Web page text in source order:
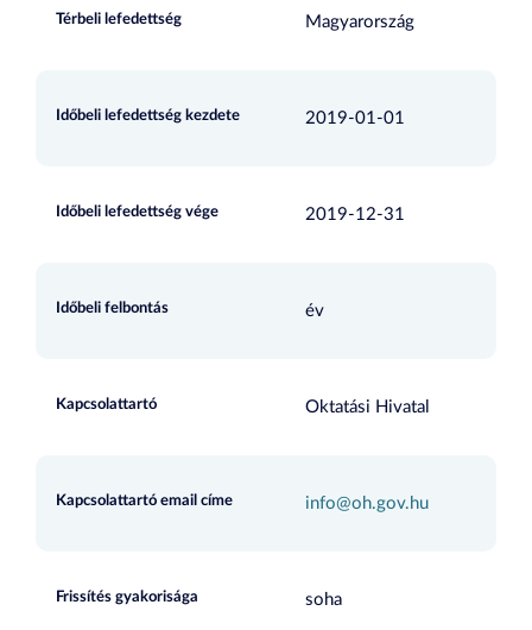
Térbeli lefedettség Magyarország
Időbeli lefedettség kezdete 2019-01-01
Időbeli lefedettség vége 2019-12-31
Időbeli felbontás év
Kapcsolattartó Oktatási Hivatal
Kapcsolattartó email címe info@oh.gov.hu
Frissítés gyakorisága soha